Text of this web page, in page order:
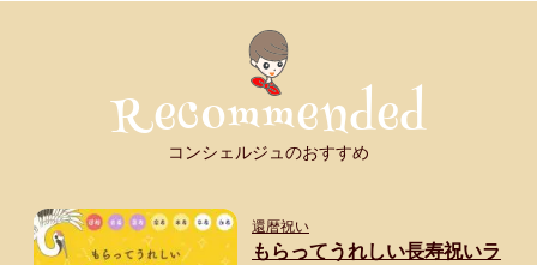
80代女性
部下・後輩
20代男性
30代男性
コンシェルジュのおすすめ
還暦祝い
もらってうれしい長寿祝いラ